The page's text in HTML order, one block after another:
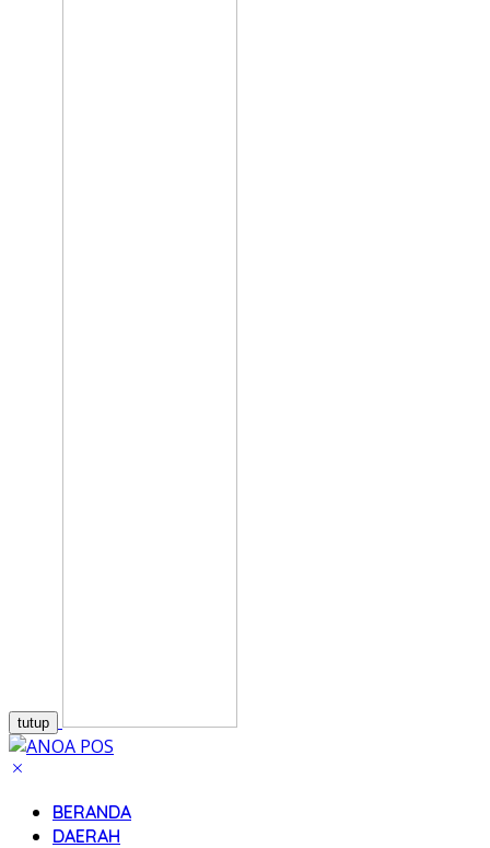
tutup
BERANDA
DAERAH